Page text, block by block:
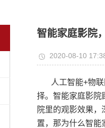
智能家庭影院
2020-08-10
人工智能+物
择。智能家庭影院
院里的观影效果
置，那为什么智能